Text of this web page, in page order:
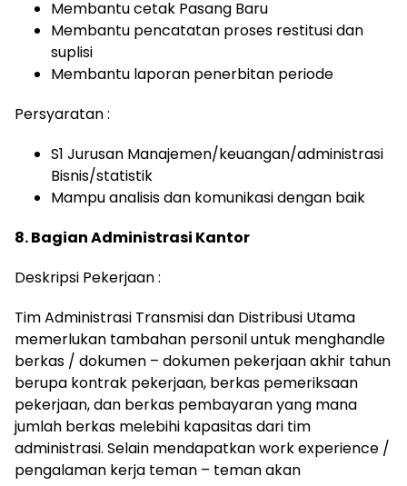
Membantu cetak Pasang Baru
Membantu pencatatan proses restitusi dan
suplisi
Membantu laporan penerbitan periode
Persyaratan :
S1 Jurusan Manajemen/keuangan/administrasi
Bisnis/statistik
Mampu analisis dan komunikasi dengan baik
8. Bagian Administrasi Kantor
Deskripsi Pekerjaan :
Tim Administrasi Transmisi dan Distribusi Utama
memerlukan tambahan personil untuk menghandle
berkas / dokumen – dokumen pekerjaan akhir tahun
berupa kontrak pekerjaan, berkas pemeriksaan
pekerjaan, dan berkas pembayaran yang mana
jumlah berkas melebihi kapasitas dari tim
administrasi. Selain mendapatkan work experience /
pengalaman kerja teman – teman akan